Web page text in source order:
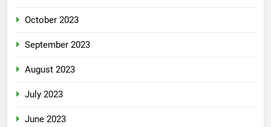
October 2023
September 2023
August 2023
July 2023
June 2023